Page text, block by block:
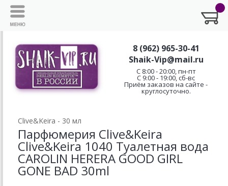
8 (962) 965-30-41
Shaik-Vip@mail.ru
C 8:00 - 20:00, пн-пт
С 9:00 - 19:00, сб-вс
Приём заказов на сайте -
круглосуточно.
Clive&Keira - 30 мл
Парфюмерия Clive&Keira
Clive&Keira 1040 Туалетная вода
CAROLIN HERERA GOOD GIRL
GONE BAD 30ml